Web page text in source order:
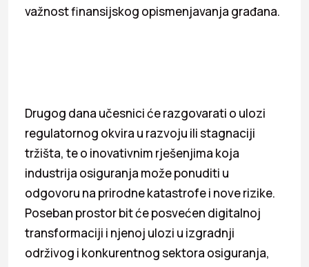
važnost finansijskog opismenjavanja građana.
Drugog dana učesnici će razgovarati o ulozi
regulatornog okvira u razvoju ili stagnaciji
tržišta, te o inovativnim rješenjima koja
industrija osiguranja može ponuditi u
odgovoru na prirodne katastrofe i nove rizike.
Poseban prostor bit će posvećen digitalnoj
transformaciji i njenoj ulozi u izgradnji
održivog i konkurentnog sektora osiguranja,